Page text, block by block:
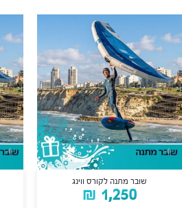
שובר מתנה לקורס ווינג
₪ 1,250